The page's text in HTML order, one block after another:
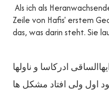
Als ich als
Zeile von Hafis' erstem
das, was darin steht. Sie
ایهاالساقی ادرکاسا و ناولها
اول ولی افتاد مشکل ها